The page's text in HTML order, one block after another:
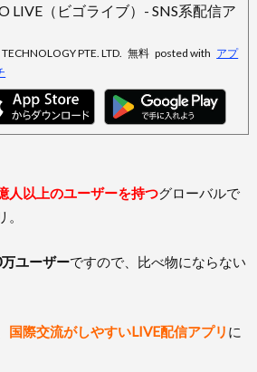
LIVE（ビゴライブ）- SNS系配信ア
PTE. LTD. 無料 posted with アプ
人以上のユーザーを持つグローバルで
ユーザーですので、比べ物にならない
国際交流がしやすいLIVE配信アプリ に